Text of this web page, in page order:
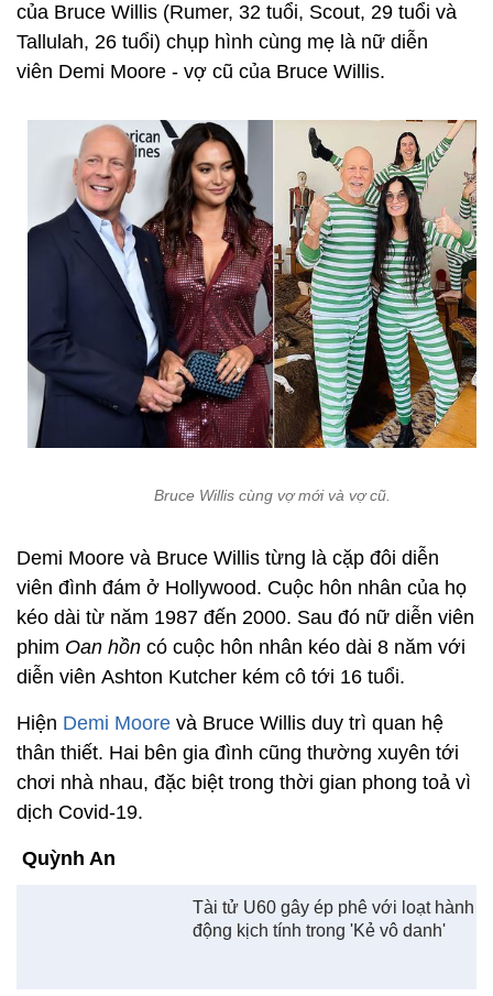
của Bruce Willis (Rumer, 32 tuổi, Scout, 29 tuổi và
Tallulah, 26 tuổi) chụp hình cùng mẹ là nữ diễn
viên Demi Moore - vợ cũ của Bruce Willis.
Bruce Willis cùng vợ mới và vợ cũ.
Demi Moore và Bruce Willis từng là cặp đôi diễn
viên đình đám ở Hollywood. Cuộc hôn nhân của họ
kéo dài từ năm 1987 đến 2000. Sau đó nữ diễn viên
phim Oan hồn có cuộc hôn nhân kéo dài 8 năm với
diễn viên Ashton Kutcher kém cô tới 16 tuổi.
Hiện Demi Moore và Bruce Willis duy trì quan hệ
thân thiết. Hai bên gia đình cũng thường xuyên tới
chơi nhà nhau, đặc biệt trong thời gian phong toả vì
dịch Covid-19.
Quỳnh An
Tài tử U60 gây ép phê với loạt hành
động kịch tính trong 'Kẻ vô danh'